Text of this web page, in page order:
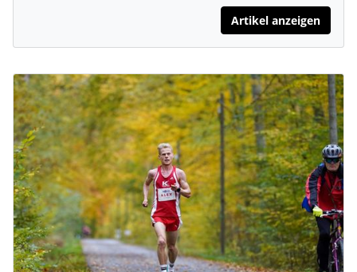
Artikel anzeigen